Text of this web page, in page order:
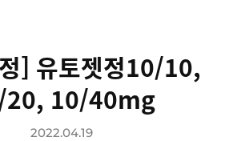
] 유토젯정10/10,
10/40mg
2022.04.19